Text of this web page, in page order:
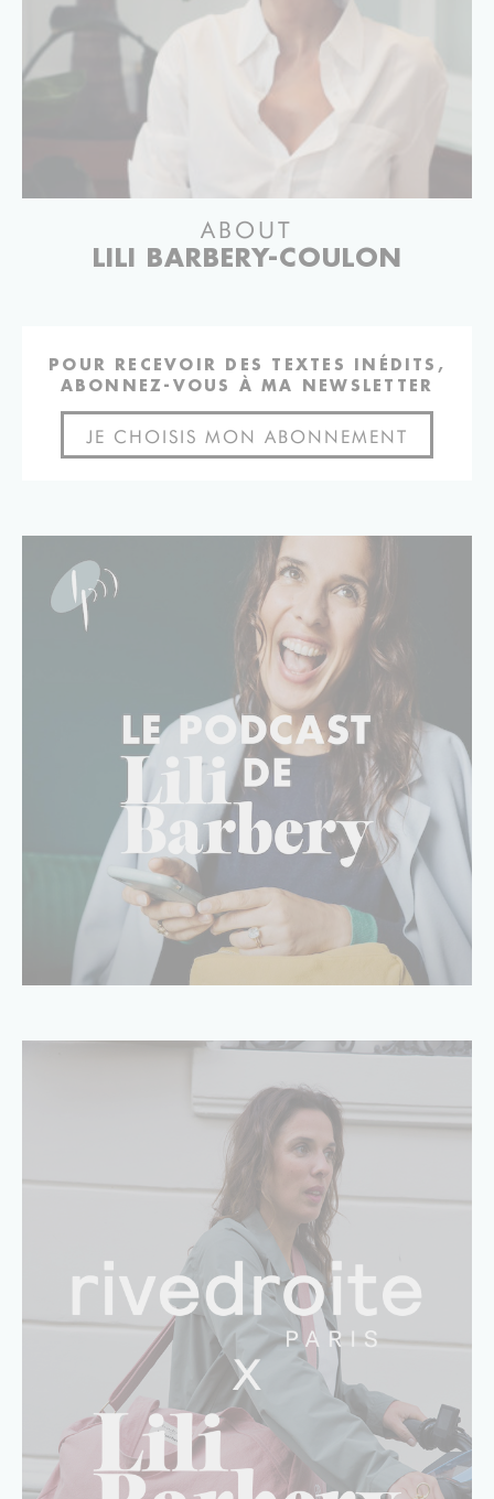
ABOUT
LILI BARBERY-COULON
POUR RECEVOIR DES TEXTES INÉDITS,
ABONNEZ-VOUS À MA NEWSLETTER
JE CHOISIS MON ABONNEMENT